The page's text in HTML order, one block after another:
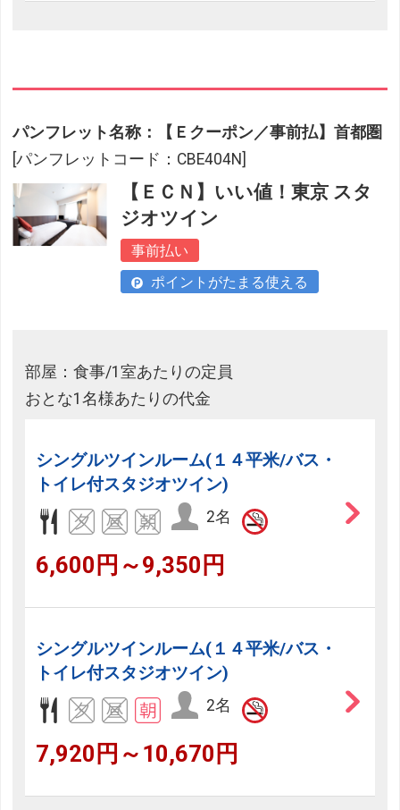
パンフレット名称：【Ｅクーポン／事前払】首都圏
[パンフレットコード：CBE404N]
【ＥＣＮ】いい値！東京 スタ
ジオツイン
事前払い
ポイントがたまる使える
部屋：食事/1室あたりの定員
おとな1名様あたりの代金
シングルツインルーム(１４平米/バス・
トイレ付スタジオツイン)
2名
6,600円～9,350円
シングルツインルーム(１４平米/バス・
トイレ付スタジオツイン)
2名
7,920円～10,670円